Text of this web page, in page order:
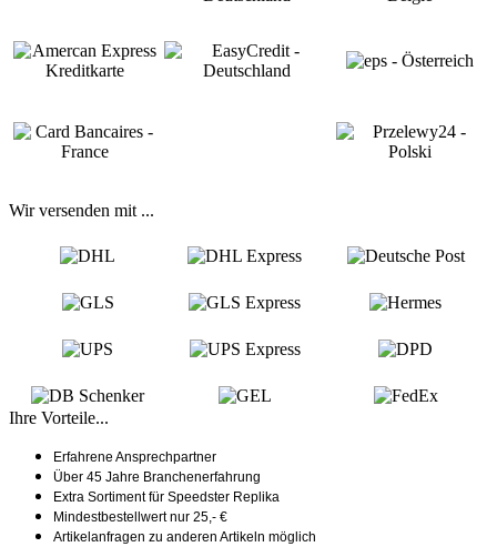
Wir versenden mit ...
Ihre Vorteile...
Erfahrene Ansprechpartner
Über 45 Jahre Branchenerfahrung
Extra Sortiment für Speedster Replika
Mindestbestellwert nur 25,- €
Artikelanfragen zu anderen Artikeln möglich